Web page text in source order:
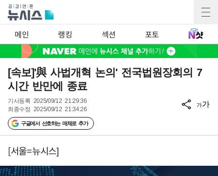
메인 랭킹 섹션 포토
[속보]'與 사법개혁 논의' 전국법원장회의 7
시간 반만에 종료
기사등록 2025/09/12 21:29:36
최종수정 2025/09/12 21:34:26
구글에서 선호하는 매체로 추가
가가
[서울=뉴시스]